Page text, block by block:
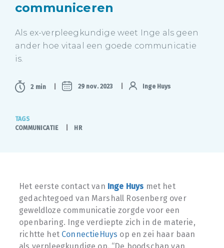
communiceren
Als ex-verpleegkundige weet Inge als geen
ander hoe vitaal een goede communicatie
is.
2 min 29 nov. 2023 Inge Huys
TAGS
COMMUNICATIE
HR
Het eerste contact van Inge Huys met het
gedachtegoed van Marshall Rosenberg over
geweldloze communicatie zorgde voor een
openbaring. Inge verdiepte zich in de materie,
richtte het ConnectieHuys op en zei haar baan
als verpleegkundige op. “De boodschap van